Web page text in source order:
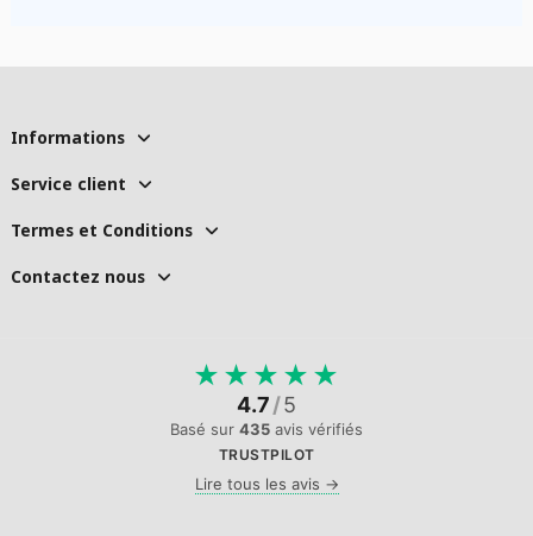
Informations
Service client
Termes et Conditions
Contactez nous
★ ★ ★ ★ ★
4.7/5
Basé sur 435 avis vérifiés
TRUSTPILOT
Lire tous les avis →